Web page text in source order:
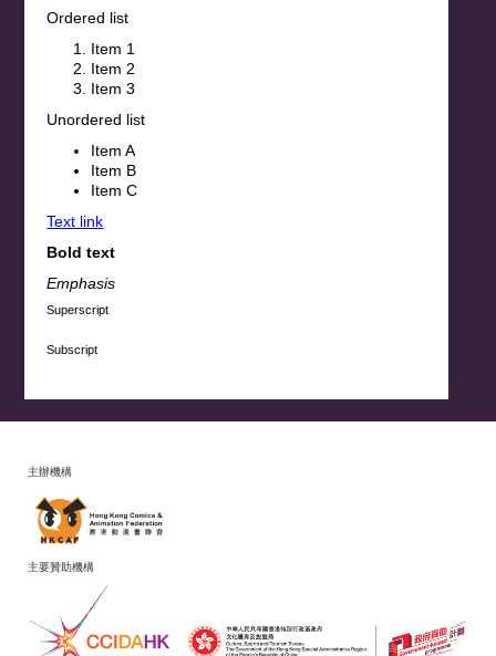
Ordered list
Item 1
Item 2
Item 3
Unordered list
Item A
Item B
Item C
Text link
Bold text
Emphasis
Superscript
Subscript
主辦機構
主要贊助機構